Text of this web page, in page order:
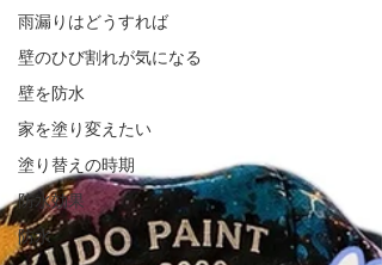
雨漏りはどうすれば
壁のひび割れが気になる
壁を防水
家を塗り変えたい
塗り替えの時期
防水効果
防水